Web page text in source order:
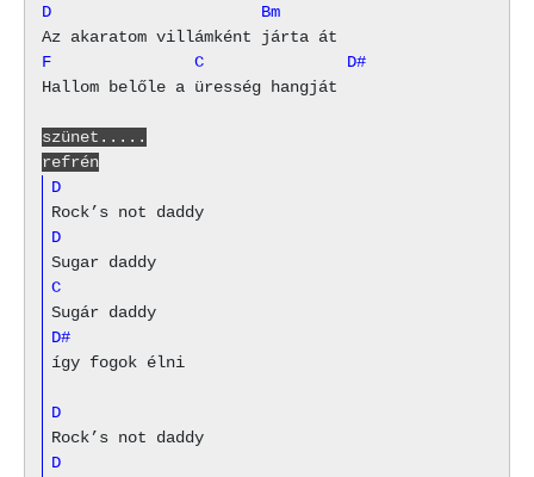
D                      Bm
F               C               D#
Hallom belőle a üresség hangját
szünet.....
refrén
D
D
C
D#
így fogok élni
D
D